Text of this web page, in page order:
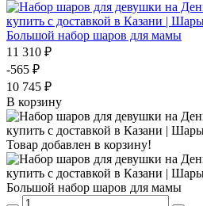
Большой набор шаров для мамы
11 310 ₽
-565 ₽
10 745 ₽
В корзину
Товар добавлен в корзину!
Большой набор шаров для мамы